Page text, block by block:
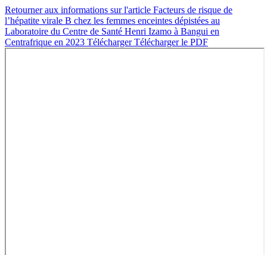
Retourner aux informations sur l'article Facteurs de risque de
l’hépatite virale B chez les femmes enceintes dépistées au
Laboratoire du Centre de Santé Henri Izamo à Bangui en
Centrafrique en 2023 TéléchargerTélécharger le PDF